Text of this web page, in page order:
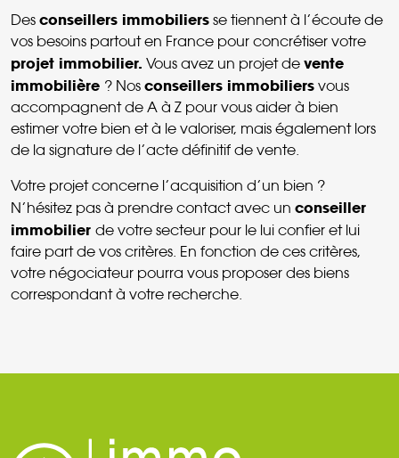
Des conseillers immobiliers se tiennent à l’écoute de
vos besoins partout en France pour concrétiser votre
projet immobilier. Vous avez un projet de vente
immobilière ? Nos conseillers immobiliers vous
accompagnent de A à Z pour vous aider à bien
estimer votre bien et à le valoriser, mais également lors
de la signature de l’acte définitif de vente.
Votre projet concerne l’acquisition d’un bien ?
N’hésitez pas à prendre contact avec un conseiller
immobilier de votre secteur pour le lui confier et lui
faire part de vos critères. En fonction de ces critères,
votre négociateur pourra vous proposer des biens
correspondant à votre recherche.